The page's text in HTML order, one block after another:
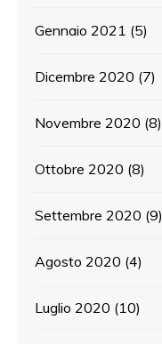
Gennaio 2021 (5)
Dicembre 2020 (7)
Novembre 2020 (8)
Ottobre 2020 (8)
Settembre 2020 (9)
Agosto 2020 (4)
Luglio 2020 (10)